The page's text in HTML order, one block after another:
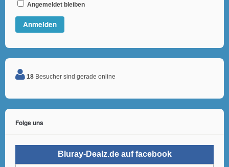
Angemeldet bleiben
18 Besucher sind gerade online
Folge uns
Bluray-Dealz.de auf facebook